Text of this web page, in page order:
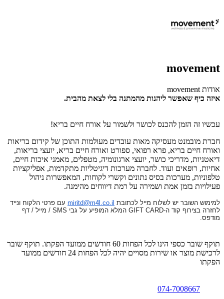
movement
אודות movement
איזה כיף שאפשר ליהנות מהמתנה בלי לצאת מהבית.
עכשיו זה הזמן להכנס לכושר ולשמור על אורח חיים בריא!
חברת מובמנט מעסיקה מאות עובדים מעולמות התוכן של קידום בריאות
ואורח חיים בריא, פרא רפואי, ספורט ואורח חיים בריא, יועצי בריאות,
דיאטניות, מדריכי כושר, יועצי ארגונומיה, מטפלים, מאמני איכות חיים,
אחיות, רופאים ועוד. לחברה מערכות דיגיטליות מתקדמות, אפליקציות
טלפוניות, מערכות בסיס נתונים וקשרי לקוחות, המאפשרות ניהול
פעילויות בזמן אמת ושמירה על רמת דיווחים מהימנה.
למימוש השובר יש לשלוח מייל לכתובת miritd@m4l.co.il עם פרטי הלקוח ונייד
לחזרה בצירוף קוד ה-GIFT CARD המלא המופיע על גבי SMS / מייל / דף
מודפס.
תוקף שובר כספי הינו לכל הפחות 60 חודשים ממועד הפקתו. תוקף שובר
לרכישת מוצר או שירות מסויים יהיה לכל הפחות 24 חודשים ממועד
הפקתו
074-7008667